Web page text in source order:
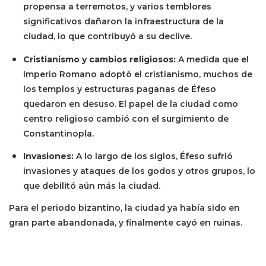
propensa a terremotos, y varios temblores
significativos dañaron la infraestructura de la
ciudad, lo que contribuyó a su declive.
Cristianismo y cambios religiosos: A medida que el
Imperio Romano adoptó el cristianismo, muchos de
los templos y estructuras paganas de Éfeso
quedaron en desuso. El papel de la ciudad como
centro religioso cambió con el surgimiento de
Constantinopla.
Invasiones: A lo largo de los siglos, Éfeso sufrió
invasiones y ataques de los godos y otros grupos, lo
que debilitó aún más la ciudad.
Para el periodo bizantino, la ciudad ya había sido en
gran parte abandonada, y finalmente cayó en ruinas.